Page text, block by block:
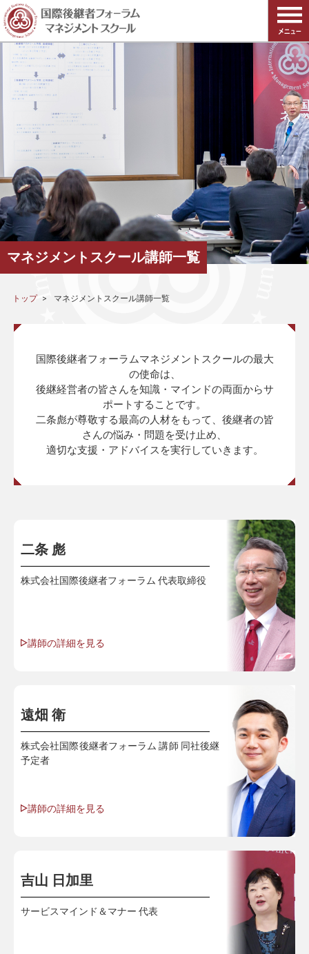
マネジメントスクール講師一覧
トップ マネジメントスクール講師一覧
国際後継者フォーラムマネジメントスクールの最大
の使命は、
後継経営者の皆さんを知識・マインドの両面からサ
ポートすることです。
二条彪が尊敬する最高の人材をもって、後継者の皆
さんの悩み・問題を受け止め、
適切な支援・アドバイスを実行していきます。
二条 彪
株式会社国際後継者フォーラム 代表取締役
講師の詳細を見る
遠畑 衛
株式会社国際後継者フォーラム 講師 同社後継
予定者
講師の詳細を見る
吉山 日加里
サービスマインド＆マナー 代表